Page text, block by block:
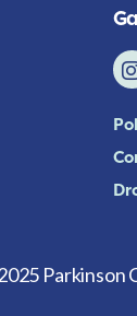
Parkinson